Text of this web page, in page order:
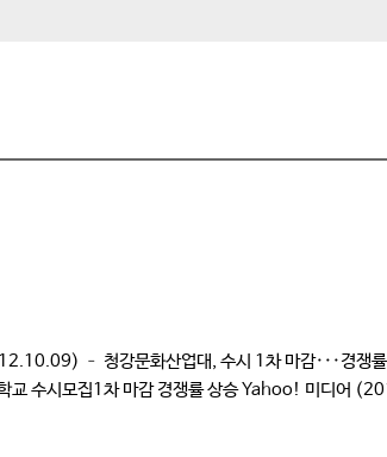
– 청강문화산업대, 수시 1차 마감···경
수시모집1차 마감 경쟁률 상승 Yahoo! 미디어